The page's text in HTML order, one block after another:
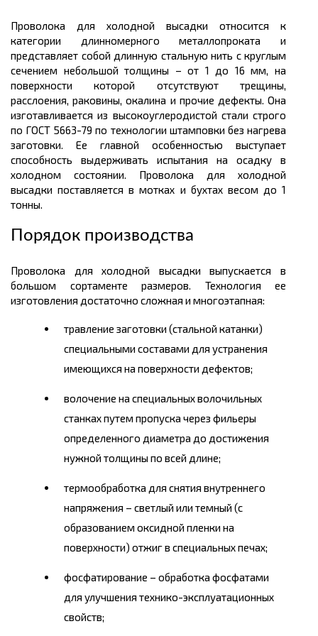
Проволока для холодной высадки относится к
категории длинномерногометаллопрокатаи
представляет собой длинную стальную нить с круглым
сечением небольшой толщины – от 1 до 16 мм, на
поверхности которой отсутствуют трещины,
расслоения, раковины, окалина и прочие дефекты. Она
изготавливается из высокоуглеродистой стали строго
по ГОСТ 5663-79 по технологии штамповки без нагрева
заготовки. Ее главной особенностью выступает
способность выдерживать испытания на осадку в
холодном состоянии. Проволока для холодной
высадки поставляется в мотках и бухтахвесом до 1
тонны.
Порядок производства
Проволока для холодной высадки выпускается в
большом сортаменте размеров. Технология ее
изготовления достаточно сложная и многоэтапная:
травление заготовки (стальной катанки)
специальными составами для устранения
имеющихся на поверхности дефектов;
волочение на специальных волочильных
станках путем пропуска через фильеры
определенного диаметра до достижения
нужной толщины по всей длине;
термообработка для снятия внутреннего
напряжения – светлый или темный (с
образованием оксидной пленки на
поверхности) отжиг в специальных печах;
фосфатирование – обработка фосфатами
для улучшения технико-эксплуатационных
свойств;